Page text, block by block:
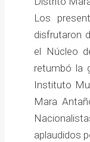
Los
disfrutaron
el Núcleo
retumbó la
Instituto
Mara
aplaudidos